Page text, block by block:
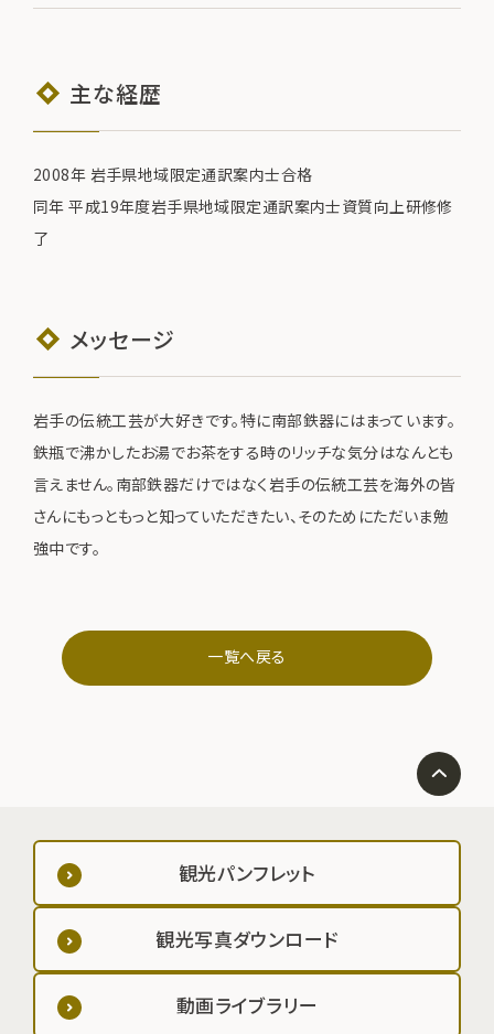
主な経歴
2008年 岩手県地域限定通訳案内士合格
同年 平成19年度岩手県地域限定通訳案内士資質向上研修修
了
メッセージ
岩手の伝統工芸が大好きです。特に南部鉄器にはまっています。
鉄瓶で沸かしたお湯でお茶をする時のリッチな気分はなんとも
言えません。南部鉄器だけではなく岩手の伝統工芸を海外の皆
さんにもっともっと知っていただきたい、そのためにただいま勉
強中です。
一覧へ戻る
観光パンフレット
観光写真ダウンロード
動画ライブラリー